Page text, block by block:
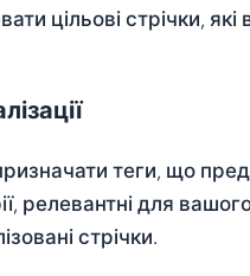
цільові стрічки,
теги, що
релевантні для
стрічки.